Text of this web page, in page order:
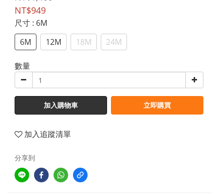
NT$949
尺寸 : 6M
6M
12M 18M 24M
數量
加入購物車 立即購買
加入追蹤清單
分享到